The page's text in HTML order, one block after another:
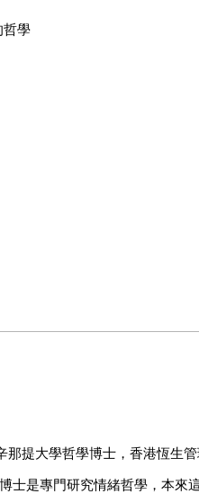
哲學
那提大學哲學博士，香港恆生
士是專門研究情緒哲學，本